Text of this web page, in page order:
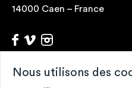
14000 Caen – France
Archives
Nous utilisons des